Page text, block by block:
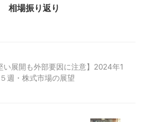
相場振り返り
い展開も外部要因に注意】2024年1
週・株式市場の展望